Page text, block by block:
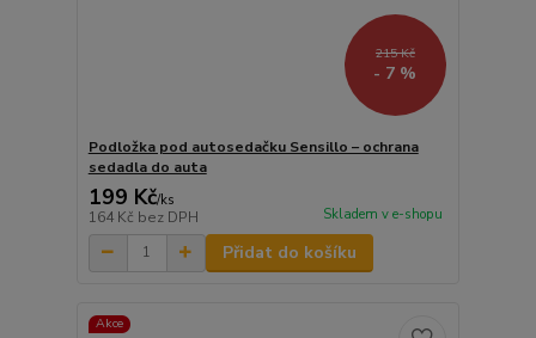
215 Kč
- 7 %
Podložka pod autosedačku Sensillo – ochrana
sedadla do auta
199 Kč/ks
164 Kč bez DPH Skladem v e-shopu
Přidat do košíku
Akce